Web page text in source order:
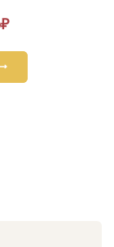
₽Текущая